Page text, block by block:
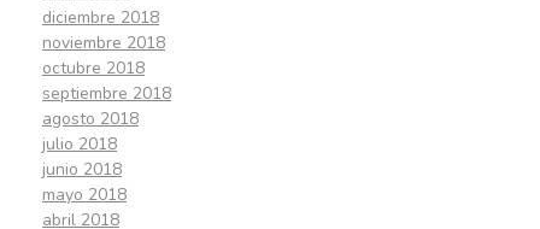
diciembre 2018
noviembre 2018
octubre 2018
septiembre 2018
agosto 2018
julio 2018
junio 2018
mayo 2018
abril 2018